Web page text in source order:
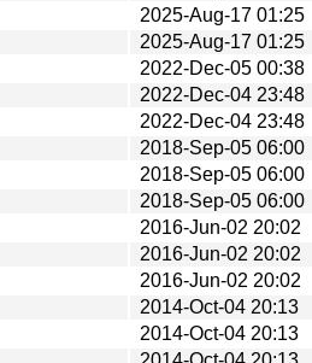
2025-Aug-17 01:25
2025-Aug-17 01:25
2022-Dec-05 00:38
2022-Dec-04 23:48
2022-Dec-04 23:48
2018-Sep-05 06:00
2018-Sep-05 06:00
2018-Sep-05 06:00
2016-Jun-02 20:02
2016-Jun-02 20:02
2016-Jun-02 20:02
2014-Oct-04 20:13
2014-Oct-04 20:13